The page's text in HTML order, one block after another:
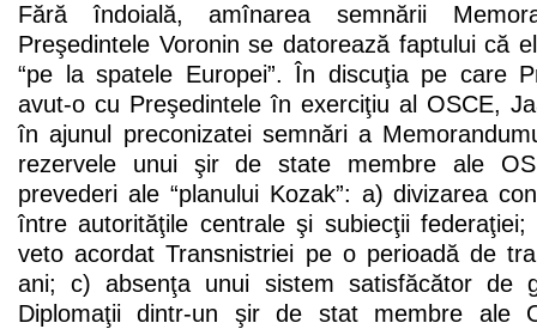
Fără îndoială, amînarea semnării
Preşedintele Voronin se datorează faptului că
“pe la spatele Europei”. În discuţia pe care
avut-o cu Preşedintele în exerciţiu al OSCE,
în ajunul preconizatei semnări a
rezervele unui şir de state membre ale
prevederi ale “planului Kozak”: a) divizarea
între autorităţile centrale şi subiecţii
veto acordat Transnistriei pe o perioadă de
ani; c) absenţa unui sistem satisfăcător de
Diplomaţii dintr-un şir de stat membre ale